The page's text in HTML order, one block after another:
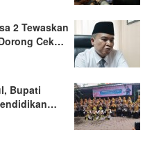
2 Tewaskan
Cek…
Bupati